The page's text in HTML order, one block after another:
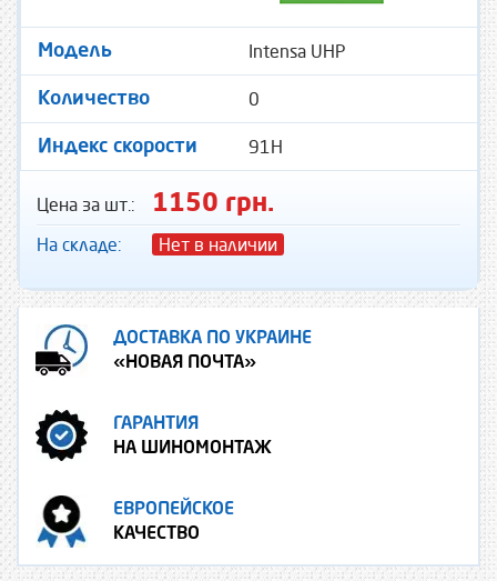
Модель Intensa UHP
Количество 0
Индекс скорости 91H
Цена за шт.: 1150 грн.
На складе: Нет в наличии
ДОСТАВКА ПО УКРАИНЕ
«НОВАЯ ПОЧТА»
ГАРАНТИЯ
НА ШИНОМОНТАЖ
ЕВРОПЕЙСКОЕ
КАЧЕСТВО